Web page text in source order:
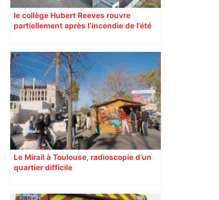
le collège Hubert Reeves rouvre
partiellement après l’incendie de l’été
Le Mirail à Toulouse, radioscopie d’un
quartier difficile